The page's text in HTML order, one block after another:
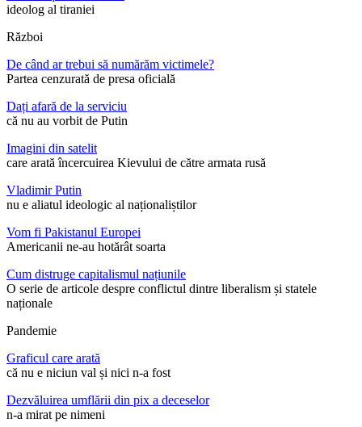
ideolog al tiraniei
Război
De când ar trebui să numărăm victimele?
Partea cenzurată de presa oficială
Dați afară de la serviciu
că nu au vorbit de Putin
Imagini din satelit
care arată încercuirea Kievului de către armata rusă
Vladimir Putin
nu e aliatul ideologic al naționaliștilor
Vom fi Pakistanul Europei
Americanii ne-au hotărât soarta
Cum distruge capitalismul națiunile
O serie de articole despre conflictul dintre liberalism și statele
naționale
Pandemie
Graficul care arată
că nu e niciun val și nici n-a fost
Dezvăluirea umflării din pix a deceselor
n-a mirat pe nimeni